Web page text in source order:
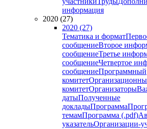
информация
2020 (27)
2020 (27)
Тематика и формат
сообщениеВторое
сообщениеТретье
сообщениеЧетвертое
сообщениеПрограммный
комитет
комитетОрганизаторы
датыПолученные
докладыПрограмма
темамПрограмма (.pdf)
указательОрганизации-